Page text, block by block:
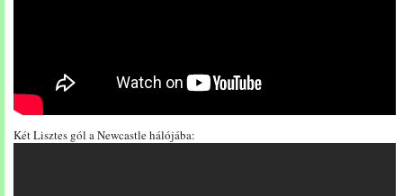
Két Lisztes gól a Newcastle hálójába: